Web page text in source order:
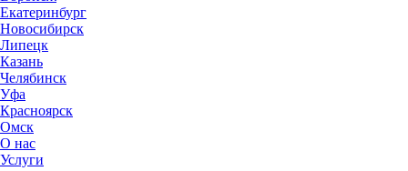
Екатеринбург
Новосибирск
Липецк
Казань
Челябинск
Уфа
Красноярск
Омск
О нас
Услуги